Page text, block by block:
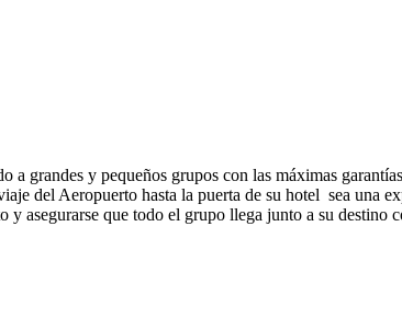
grandes y pequeños grupos con las máximas
del Aeropuerto hasta la puerta de su hotel sea una
asegurarse que todo el grupo llega junto a su destino